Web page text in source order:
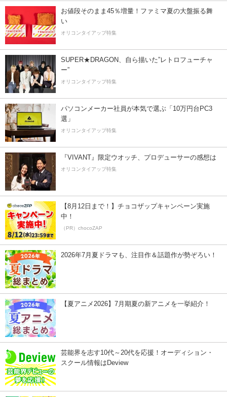
お値段そのまま45％増量！ファミマ夏の大盤振る舞
い
オリコンタイアップ特集
SUPER★DRAGON、自ら描いた”レトロフューチャ
ー”
オリコンタイアップ特集
パソコンメーカー社員が本気で選ぶ「10万円台PC3
選」
オリコンタイアップ特集
『VIVANT』限定ウオッチ、プロデューサーの感想は
オリコンタイアップ特集
【8月12日まで！】チョコザップキャンペーン実施
中！
（PR）chocoZAP
2026年7月夏ドラマも、注目作＆話題作が勢ぞろい！
【夏アニメ2026】7月期夏の新アニメを一挙紹介！
芸能界を志す10代～20代を応援！オーディション・
スクール情報はDeview